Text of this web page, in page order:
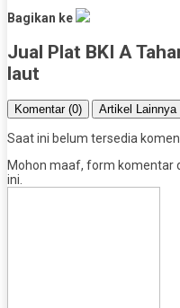
Bagikan ke
Jual Plat BKI A
laut
Komentar (0) Artikel Lainnya
Saat ini belum tersedia
Mohon maaf, form komentar
ini.